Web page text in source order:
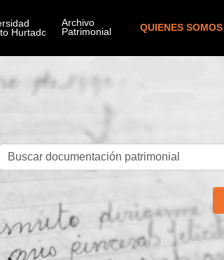
QUIENES SOMOS